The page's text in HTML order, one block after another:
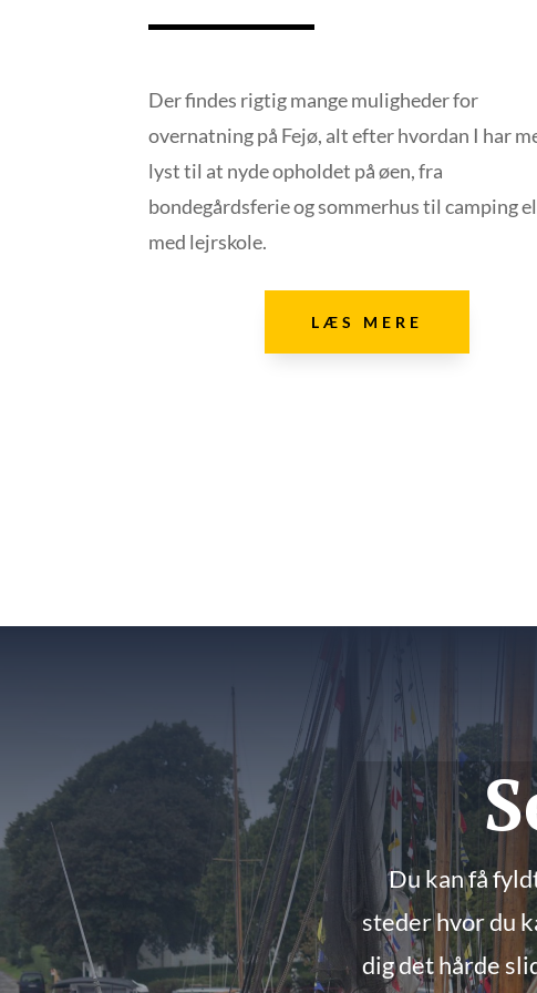
Der findes rigtig mange muligheder for
overnatning på Fejø, alt efter hvordan I har
lyst til at nyde opholdet på øen, fra
bondegårdsferie og sommerhus til camping
med lejrskole.
LÆS MERE
Du kan få
steder hvor du
dig det hårde